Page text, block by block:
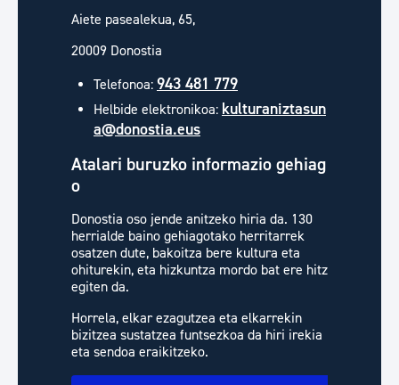
Aiete pasealekua, 65,
20009 Donostia
Telefonoa: 943 481 779
Helbide elektronikoa: kulturaniztasun
a@donostia.eus
Atalari buruzko informazio gehiag
o
Donostia oso jende anitzeko hiria da. 130
herrialde baino gehiagotako herritarrek
osatzen dute, bakoitza bere kultura eta
ohiturekin, eta hizkuntza mordo bat ere hitz
egiten da.
Horrela, elkar ezagutzea eta elkarrekin
bizitzea sustatzea funtsezkoa da hiri irekia
eta sendoa eraikitzeko.